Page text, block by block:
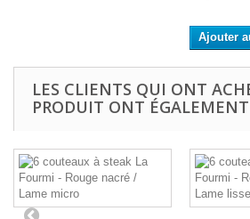
Ajouter
LES CLIENTS QUI ONT
PRODUIT ONT